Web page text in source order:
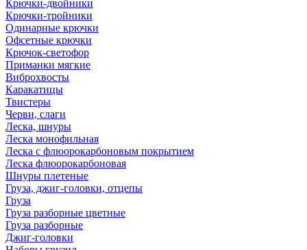
Крючки-двойники
Крючки-тройники
Одинарные крючки
Офсетные крючки
Крючок-светофор
Приманки мягкие
Виброхвосты
Каракатицы
Твистеры
Черви, слаги
Леска, шнуры
Леска монофильная
Леска с флюорокарбоновым покрытием
Леска флюорокарбоновая
Шнуры плетеные
Груза, джиг-головки, отцепы
Груза
Груза разборные цветные
Груза разборные
Джиг-головки